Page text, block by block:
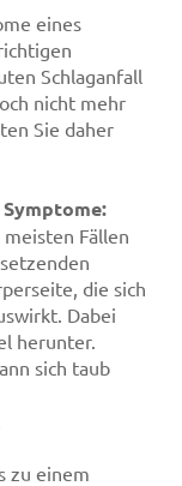
eines
Schlaganfall
nicht mehr
Sie daher
Fällen
die sich
Dabei
herunter.
sich taub
zu einem